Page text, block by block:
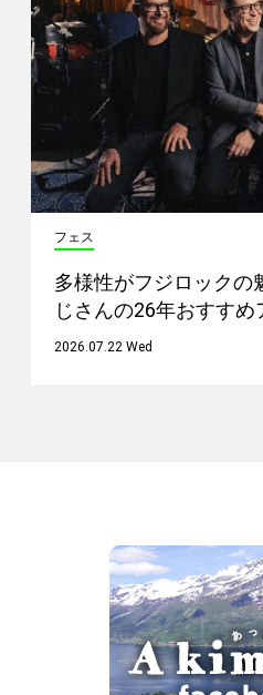
フェス
多様性がフジロックの
じさんの26年おすすめ
2026.07.22 Wed